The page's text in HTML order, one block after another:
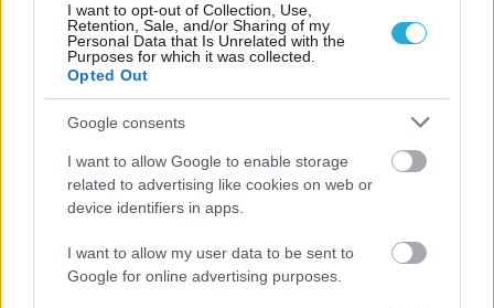
I want to opt-out of Collection, Use,
Retention, Sale, and/or Sharing of my
Personal Data that Is Unrelated with the
Purposes for which it was collected.
Opted Out
Google consents
I want to allow Google to enable storage
related to advertising like cookies on web or
device identifiers in apps.
I want to allow my user data to be sent to
Google for online advertising purposes.